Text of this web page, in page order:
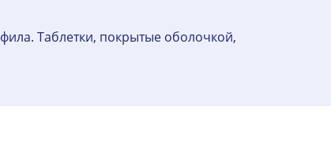
Таблетки, покрытые оболочкой,